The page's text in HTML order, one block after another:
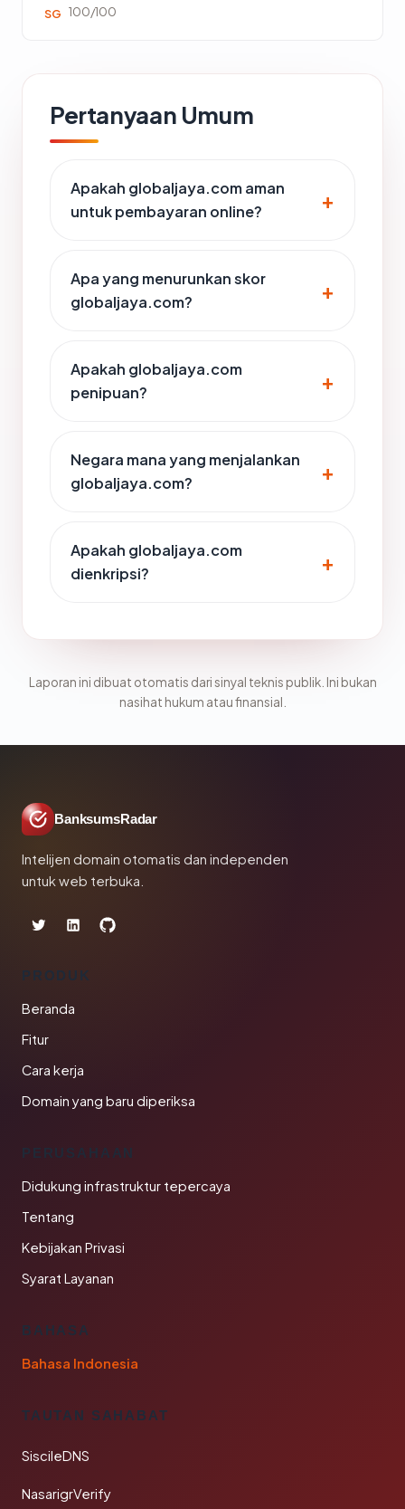
SG 100/100
Pertanyaan Umum
Apakah globaljaya.com aman
untuk pembayaran online?
Apa yang menurunkan skor
globaljaya.com?
Apakah globaljaya.com
penipuan?
Negara mana yang menjalankan
globaljaya.com?
Apakah globaljaya.com
dienkripsi?
Laporan ini dibuat otomatis dari sinyal teknis publik. Ini bukan
nasihat hukum atau finansial.
BanksumsRadar
Intelijen domain otomatis dan independen
untuk web terbuka.
PRODUK
Beranda
Fitur
Cara kerja
Domain yang baru diperiksa
PERUSAHAAN
Didukung infrastruktur tepercaya
Tentang
Kebijakan Privasi
Syarat Layanan
BAHASA
Bahasa Indonesia
TAUTAN SAHABAT
SiscileDNS
NasarigrVerify